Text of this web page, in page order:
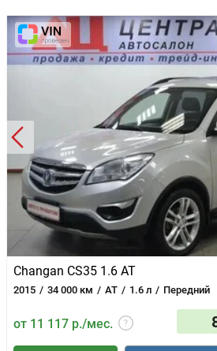
Changan CS35 1.6 AT
2015 34 000 км AT 1.6 л Передний
от 11 117 р./мес.